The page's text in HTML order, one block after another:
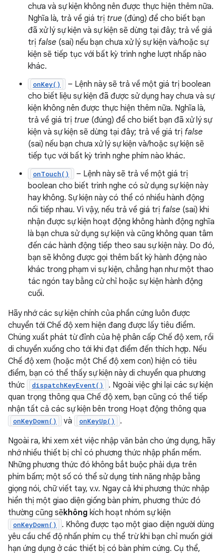
chưa và sự kiện không nên được thực hiện thêm nữa.
Nghĩa là, trả về giá trị true (đúng) để cho biết bạn
đã xử lý sự kiện và sự kiện sẽ dừng tại đây; trả về giá
trị false (sai) nếu bạn chưa xử lý sự kiện và/hoặc sự
kiện sẽ tiếp tục với bất kỳ trình nghe lượt nhấp nào
khác.
onKey()
– Lệnh này sẽ trả về một giá trị boolean
cho biết liệu sự kiện đã được sử dụng hay chưa và sự
kiện không nên được thực hiện thêm nữa. Nghĩa là,
trả về giá trị true (đúng) để cho biết bạn đã xử lý sự
kiện và sự kiện sẽ dừng tại đây; trả về giá trị false
(sai) nếu bạn chưa xử lý sự kiện và/hoặc sự kiện sẽ
tiếp tục với bất kỳ trình nghe phím nào khác.
onTouch()
– Lệnh này sẽ trả về một giá trị
boolean cho biết trình nghe có sử dụng sự kiện này
hay không. Sự kiện này có thể có nhiều hành động
nối tiếp nhau. Vì vậy, nếu trả về giá trị false (sai) khi
nhận được sự kiện hoạt động không hành động nghĩa
là bạn chưa sử dụng sự kiện và cũng không quan tâm
đến các hành động tiếp theo sau sự kiện này. Do đó,
bạn sẽ không được gọi thêm bất kỳ hành động nào
khác trong phạm vi sự kiện, chẳng hạn như một thao
tác ngón tay bằng cử chỉ hoặc sự kiện hành động
cuối.
Hãy nhớ các sự kiện chính của phần cứng luôn được
chuyển tới Chế độ xem hiện đang được lấy tiêu điểm.
Chúng xuất phát từ đỉnh của hệ phân cấp Chế độ xem, rồi
di chuyển xuống cho tới khi đạt điểm đến thích hợp. Nếu
Chế độ xem (hoặc một Chế độ xem con) hiện có tiêu
điểm, bạn có thể thấy sự kiện này di chuyển qua phương
thức
dispatchKeyEvent()
. Ngoài việc ghi lại các sự kiện
quan trọng thông qua Chế độ xem, bạn cũng có thể tiếp
nhận tất cả các sự kiện bên trong Hoạt động thông qua
onKeyDown() và onKeyUp()
.
Ngoài ra, khi xem xét việc nhập văn bản cho ứng dụng, hãy
nhớ nhiều thiết bị chỉ có phương thức nhập phần mềm.
Những phương thức đó không bắt buộc phải dựa trên
phím bấm; một số có thể sử dụng tính năng nhập bằng
giọng nói, chữ viết tay, v.v. Ngay cả khi phương thức nhập
hiển thị một giao diện giống bàn phím, phương thức đó
thường cũng sẽkhông kích hoạt nhóm sự kiện
onKeyDown()
. Không được tạo một giao diện người dùng
yêu cầu chế độ nhấn phím cụ thể trừ khi bạn chỉ muốn giới
hạn ứng dụng ở các thiết bị có bàn phím cứng. Cụ thể,